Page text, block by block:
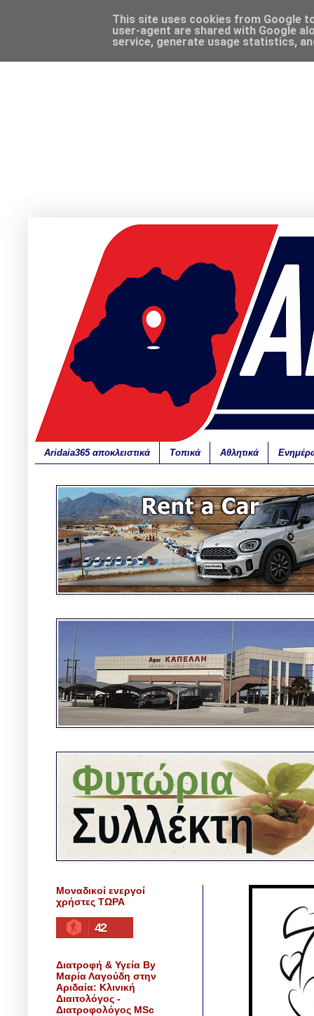
Aridaia365 αποκλειστικά Τοπικά Αθλητικά
Μοναδικοί ενεργοί
χρήστες ΤΩΡΑ
42
Διατροφή & Υγεία By
Μαρία Λαγούδη στην
Αριδαία: Κλινική
Διαιτολόγος -
Διατροφολόγος MSc
This site uses cookies from Google
user-agent are shared with Google
service, generate usage statistics,